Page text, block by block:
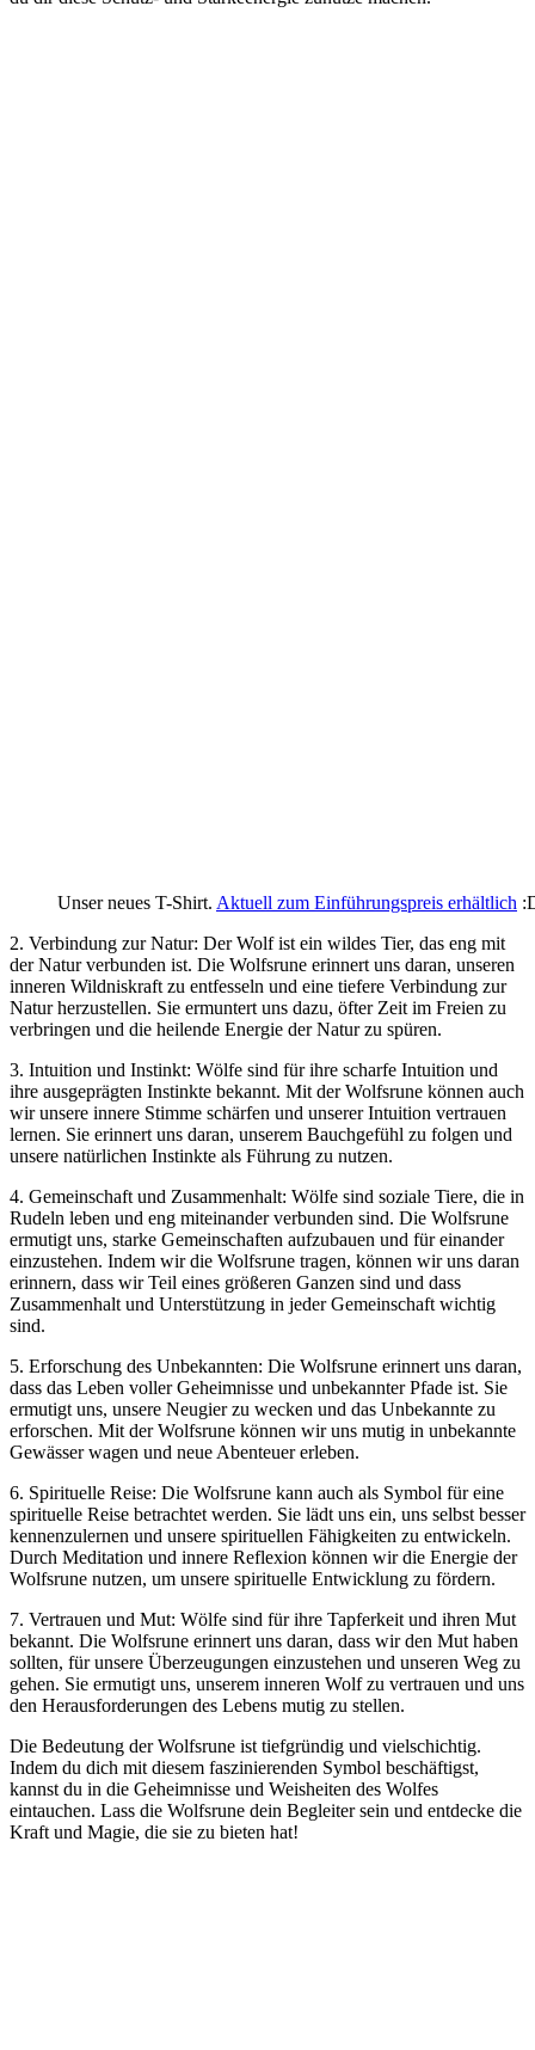
Unser neues T-Shirt. Aktuell zum Einführungspreis erhältlich
2. Verbindung zur Natur: ​Der Wolf ist ein wildes Tier, das ​eng mit
der Natur verbunden ‍ist. Die Wolfsrune erinnert‌ uns daran, unseren
inneren Wildniskraft⁢ zu entfesseln und eine⁣ tiefere Verbindung zur‌
Natur herzustellen. Sie ermuntert uns‍ dazu, öfter Zeit⁤ im ⁢Freien‍ zu
verbringen und ‍die heilende Energie der Natur zu spüren.
3. Intuition und Instinkt: Wölfe ⁣sind für ihre scharfe Intuition und
ihre ausgeprägten Instinkte bekannt. Mit ‌der Wolfsrune können auch
wir unsere innere Stimme⁤ schärfen und unserer Intuition vertrauen
lernen. Sie erinnert uns​ daran, unserem Bauchgefühl zu folgen und
unsere natürlichen Instinkte als ‌Führung ‌zu ‌nutzen.
4. Gemeinschaft und Zusammenhalt: Wölfe sind soziale ⁤Tiere, die in
Rudeln leben und ⁤eng miteinander​ verbunden sind.​ Die Wolfsrune
ermutigt uns, starke Gemeinschaften aufzubauen ⁤und⁢ für einander
einzustehen. Indem wir die‍ Wolfsrune tragen, ⁤können wir uns daran‍
erinnern, dass wir Teil eines⁣ größeren Ganzen sind ‌und‍ dass
Zusammenhalt und ‍Unterstützung in jeder Gemeinschaft‌ wichtig
sind.
5. Erforschung des Unbekannten: Die ⁢Wolfsrune erinnert ‍uns daran,
dass das Leben voller‍ Geheimnisse‍ und unbekannter Pfade ist. Sie
ermutigt uns, unsere Neugier zu wecken und das‌ Unbekannte⁣ zu ​
erforschen. Mit der Wolfsrune können wir uns mutig in unbekannte
Gewässer wagen und neue Abenteuer erleben.
6. Spirituelle Reise: Die ‌Wolfsrune⁤ kann auch als Symbol für ‍eine ​
spirituelle Reise ​betrachtet werden. Sie lädt uns ein, uns selbst ⁤besser
kennenzulernen ‍und unsere spirituellen⁢ Fähigkeiten zu entwickeln.‍
Durch Meditation ⁢und innere Reflexion können wir die Energie​ der
Wolfsrune nutzen, um ⁣unsere spirituelle Entwicklung zu ⁤fördern.
7.⁣ Vertrauen und Mut:⁤ Wölfe sind ​für ihre Tapferkeit und ihren ‍Mut
bekannt.‍ Die ⁤Wolfsrune erinnert uns daran, dass wir den Mut haben
sollten, für ‍unsere Überzeugungen ⁢einzustehen und unseren Weg zu
⁣gehen. Sie ermutigt uns, unserem inneren Wolf zu vertrauen und uns
den Herausforderungen⁣ des Lebens mutig zu stellen.
Die Bedeutung der Wolfsrune ist​ tiefgründig‌ und vielschichtig.
Indem ‌du dich mit diesem faszinierenden​ Symbol beschäftigst,
‍kannst du ‌in die Geheimnisse ‍und Weisheiten ⁢des Wolfes​
eintauchen. Lass die‍ Wolfsrune dein Begleiter sein und entdecke die​
Kraft und ​Magie, ‌die ‌sie⁤ zu bieten hat!